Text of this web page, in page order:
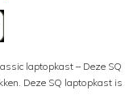
laptopkast – Deze
Deze SQ laptopkast